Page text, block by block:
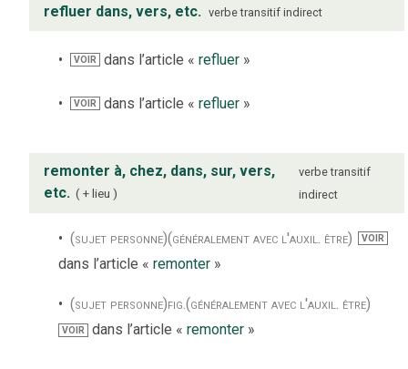
refluer dans, vers, etc. verbe transitif indirect
VOIR dans l’article «refluer »
VOIR dans l’article «refluer »
remonter à, chez, dans, sur, vers,
etc.
+ lieu
verbe transitif
indirect
(sujet personne)(généralement avec l'auxil. être) VOIR
dans l’article « remonter »
(sujet personne)fig.(généralement avec l'auxil. être)
VOIR dans l’article «remonter »